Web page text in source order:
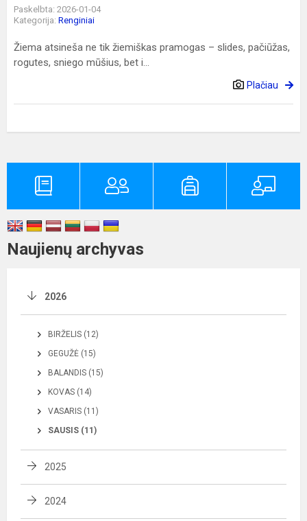
Paskelbta: 2026-01-04
Kategorija: Renginiai
Žiema atsineša ne tik žiemiškas pramogas – slides, pačiūžas,
rogutes, sniego mūšius, bet i...
Plačiau
Naujienų archyvas
2026
BIRŽELIS (12)
GEGUŽĖ (15)
BALANDIS (15)
KOVAS (14)
VASARIS (11)
SAUSIS (11)
2025
2024